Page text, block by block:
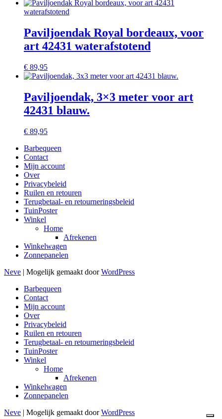
Paviljoendak Royal bordeaux, voor
art 42431 waterafstotend
€ 89,95
Paviljoendak, 3×3 meter voor art
42431 blauw.
€ 89,95
Barbequeen
Contact
Mijn account
Over
Privacybeleid
Ruilen en retouren
Terugbetaal- en retourneringsbeleid
TuinPoster
Winkel
Home
Afrekenen
Winkelwagen
Zonnepanelen
Neve | Mogelijk gemaakt doorWordPress
Barbequeen
Contact
Mijn account
Over
Privacybeleid
Ruilen en retouren
Terugbetaal- en retourneringsbeleid
TuinPoster
Winkel
Home
Afrekenen
Winkelwagen
Zonnepanelen
Neve | Mogelijk gemaakt doorWordPress